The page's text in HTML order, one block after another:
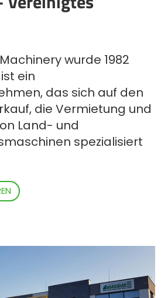
wurde 1982
ein
das sich auf den
die Vermietung und
Land- und
spezialisiert